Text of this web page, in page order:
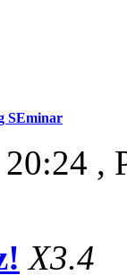
SEminar
,
X3.4